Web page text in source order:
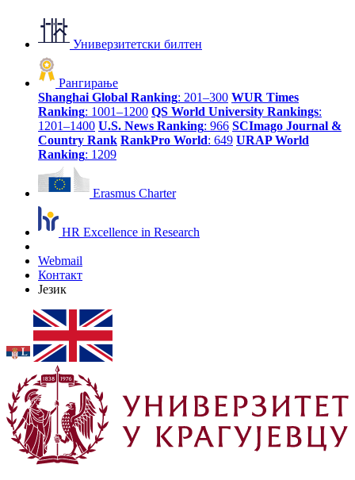
Универзитетски билтен
Рангирање
Shanghai Global Ranking: 201–300 WUR Times
Ranking: 1001–1200 QS World University Rankings:
1201–1400 U.S. News Ranking: 966 SCImago Journal &
Country Rank RankPro World: 649 URAP World
Ranking: 1209
Erasmus Charter
HR Excellence in Research
Webmail
Контакт
Језик